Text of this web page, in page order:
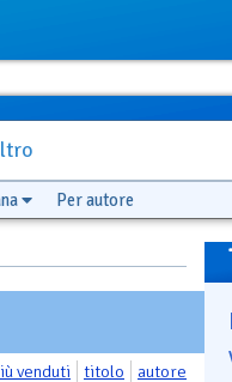
Per autore
venduti titolo autore